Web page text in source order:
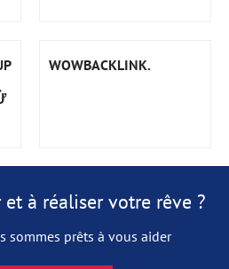
WOWBACKLINK.
à réaliser votre rêve ?
sommes prêts à vous aider